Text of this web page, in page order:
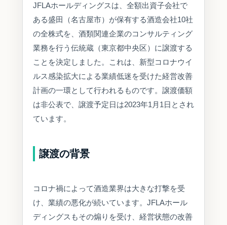
JFLAホールディングスは、全額出資子会社で
ある盛田（名古屋市）が保有する酒造会社10社
の全株式を、酒類関連企業のコンサルティング
業務を行う伝統蔵（東京都中央区）に譲渡する
ことを決定しました。これは、新型コロナウイ
ルス感染拡大による業績低迷を受けた経営改善
計画の一環として行われるものです。譲渡価額
は非公表で、譲渡予定日は2023年1月1日とされ
ています。
譲渡の背景
コロナ禍によって酒造業界は大きな打撃を受
け、業績の悪化が続いています。JFLAホール
ディングスもその煽りを受け、経営状態の改善